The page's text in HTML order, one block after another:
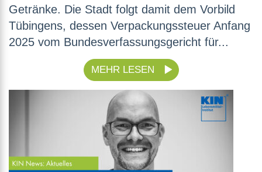
Getränke. Die Stadt folgt damit dem Vorbild
Tübingens, dessen Verpackungssteuer Anfang
2025 vom Bundesverfassungsgericht für...
MEHR LESEN